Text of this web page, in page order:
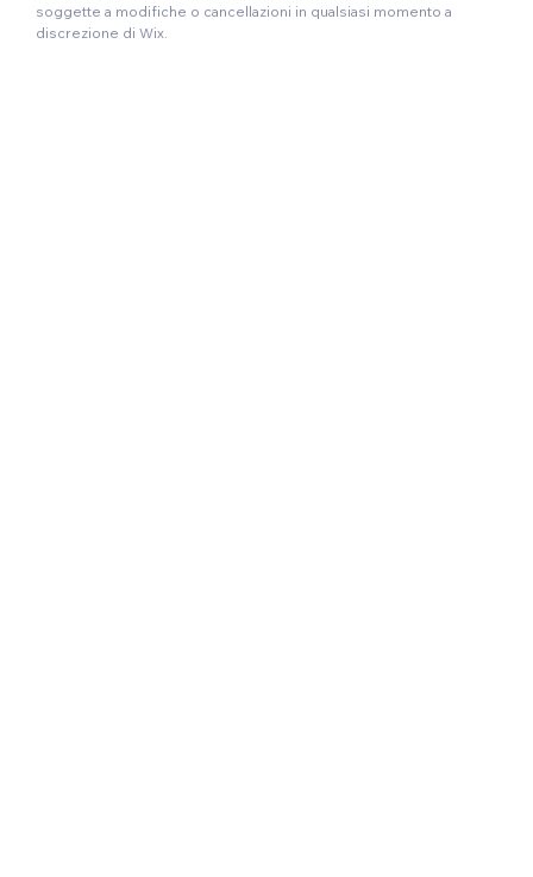
soggette a modifiche o cancellazioni in qualsiasi momento a
discrezione di Wix.